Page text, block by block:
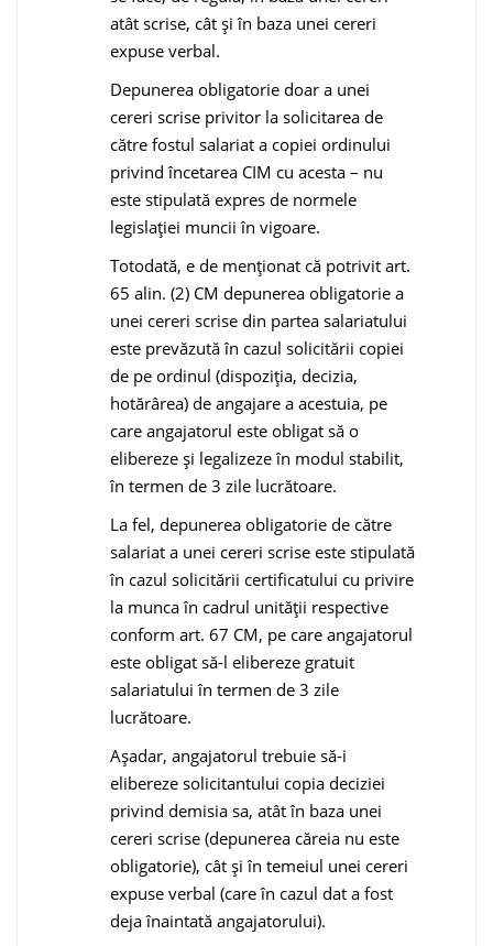
atât scrise, cât şi în baza unei cereri
expuse verbal.
Depunerea obligatorie doar a unei
cereri scrise privitor la solicitarea de
către fostul salariat a copiei ordinului
privind încetarea CIM cu acesta – nu
este stipulată expres de normele
legislaţiei muncii în vigoare.
Totodată, e de menţionat că potrivit art.
65 alin. (2) CM depunerea obligatorie a
unei cereri scrise din partea salariatului
este prevăzută în cazul solicitării copiei
de pe ordinul (dispoziţia, decizia,
hotărârea) de angajare a acestuia, pe
care angajatorul este obligat să o
elibereze şi legalizeze în modul stabilit,
în termen de 3 zile lucrătoare.
La fel, depunerea obligatorie de către
salariat a unei cereri scrise este stipulată
în cazul solicitării certificatului cu privire
la munca în cadrul unităţii respective
conform art. 67 CM, pe care angajatorul
este obligat să-l elibereze gratuit
salariatului în termen de 3 zile
lucrătoare.
Aşadar, angajatorul trebuie să-i
elibereze solicitantului copia deciziei
privind demisia sa, atât în baza unei
cereri scrise (depunerea căreia nu este
obligatorie), cât şi în temeiul unei cereri
expuse verbal (care în cazul dat a fost
deja înaintată angajatorului).